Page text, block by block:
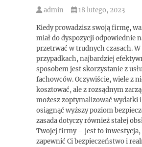
admin 18 lutego, 2023
Kiedy prowadzisz swoją firmę,
miał do dyspozycji odpowiednie
przetrwać w trudnych czasach.
przypadkach, najbardziej
sposobem jest skorzystanie z
fachowców. Oczywiście, wiele z
kosztować, ale z rozsądnym
możesz zoptymalizować wydatki
osiągnąć wyższy poziom
zasada dotyczy również stałej
Twojej firmy – jest to inwestycja,
zapewnić Ci bezpieczeństwo i